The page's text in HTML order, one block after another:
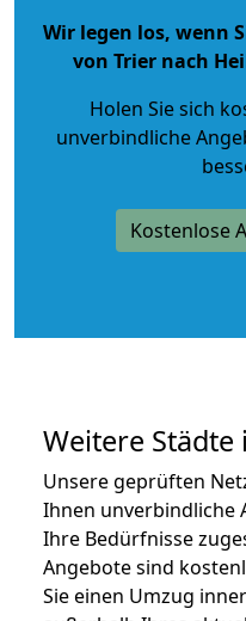
Wir legen los, wenn
von Trier nach
Holen Sie sich
unverbindliche
Kostenlose
Weitere
Unsere geprüften
Ihnen unverbindliche
Ihre Bedürfnisse
Angebote sind
Sie einen Umzug